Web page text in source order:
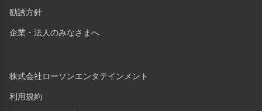
勧誘方針
企業・法人のみなさまへ
株式会社ローソンエンタテインメント
利用規約